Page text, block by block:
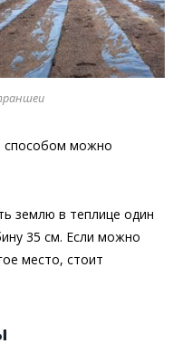
способом можно
землю в теплице один
35 см. Если можно
место, стоит